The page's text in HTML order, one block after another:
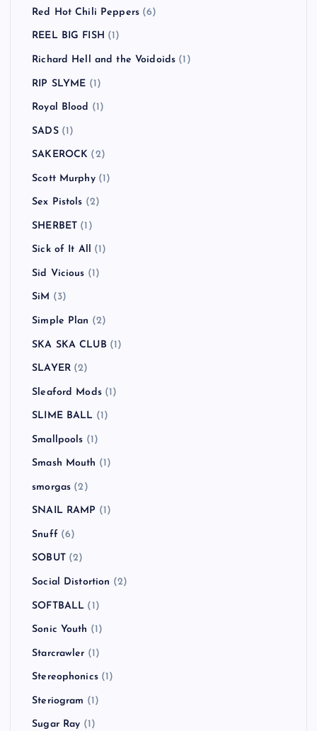
Red Hot Chili Peppers (6)
REEL BIG FISH (1)
Richard Hell and the Voidoids (1)
RIP SLYME (1)
Royal Blood (1)
SADS(1)
SAKEROCK (2)
Scott Murphy(1)
Sex Pistols (2)
SHERBET (1)
Sick of It All (1)
Sid Vicious (1)
SiM (3)
Simple Plan (2)
SKA SKA CLUB (1)
SLAYER(2)
Sleaford Mods(1)
SLIME BALL (1)
Smallpools (1)
Smash Mouth (1)
smorgas (2)
SNAIL RAMP (1)
Snuff (6)
SOBUT(2)
Social Distortion (2)
SOFTBALL (1)
Sonic Youth (1)
Starcrawler (1)
Stereophonics(1)
Steriogram (1)
Sugar Ray (1)